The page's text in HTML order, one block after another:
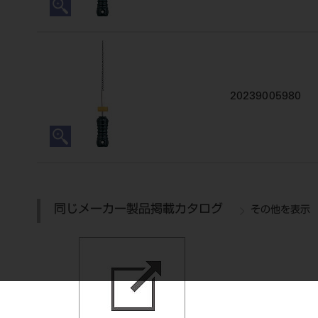
20239005980
同じメーカー製品掲載カタログ その他を表示